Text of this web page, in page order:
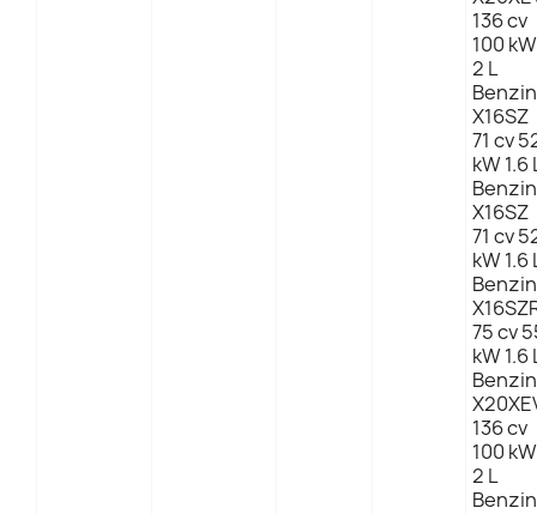
136 cv
100 kW
2 L
X16SZ
71 cv
kW 1.6
X16SZ
71 cv
kW 1.6
75 cv
kW 1.6
136 cv
100 kW
2 L